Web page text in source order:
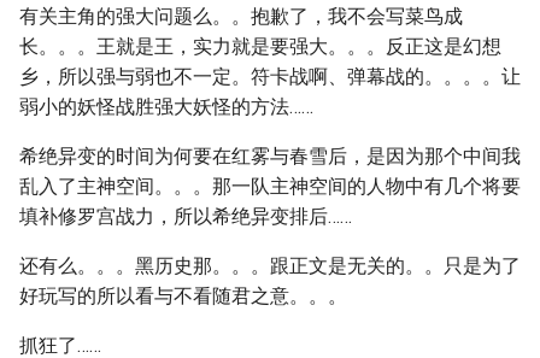
有关主角的强大问题么。。抱歉了，我不会写菜鸟成
长。。。王就是王，实力就是要强大。。。反正这是幻想
乡，所以强与弱也不一定。符卡战啊、弹幕战的。。。。让
弱小的妖怪战胜强大妖怪的方法……
希绝异变的时间为何要在红雾与春雪后，是因为那个中间我
乱入了主神空间。。。那一队主神空间的人物中有几个将要
填补修罗宫战力，所以希绝异变排后……
还有么。。。黑历史那。。。跟正文是无关的。。只是为了
好玩写的所以看与不看随君之意。。。
抓狂了……